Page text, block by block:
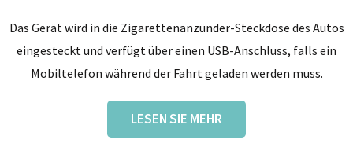
Das Gerät wird in die Zigarettenanzünder-Steckdose des Autos
eingesteckt und verfügt über einen USB-Anschluss, falls ein
Mobiltelefon während der Fahrt geladen werden muss.
LESEN SIE MEHR